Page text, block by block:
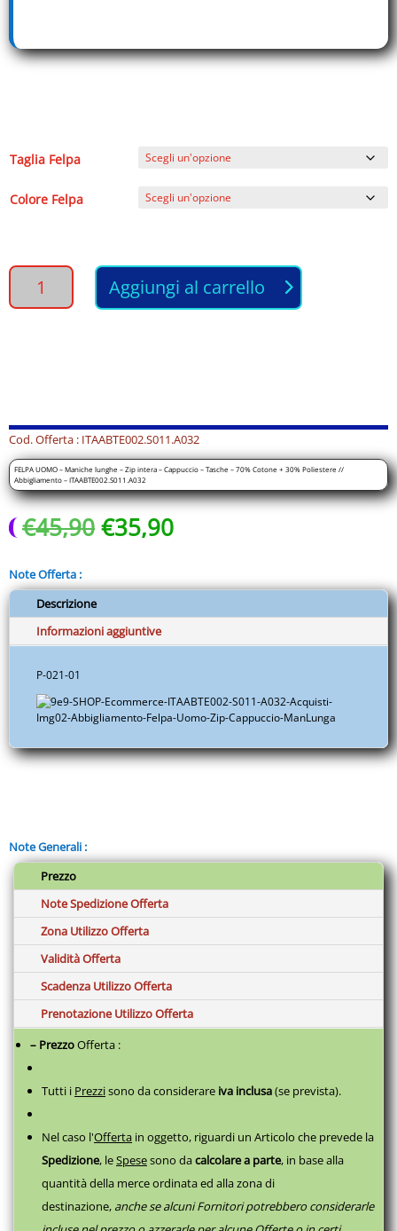
Taglia Felpa
Colore Felpa
FELPA
UOMO
-
Cappuccio
-
Tasche
-
70%
+
Poliestere
//
ITAABTE002.S011.A032
quantità
Aggiungi al carrello
Cod. Offerta : ITAABTE002.S011.A032
FELPA UOMO – Maniche lunghe – Zip intera – Cappuccio – Tasche – 70% Cotone + 30% Poliestere //
Abbigliamento – ITAABTE002.S011.A032
€45,90Il
prezzo
era:
€35,90Il
è:
Note Offerta :
Descrizione
Informazioni aggiuntive
P-021-01
Note Generali :
Prezzo
Note Spedizione Offerta
Zona Utilizzo Offerta
Validità Offerta
Scadenza Utilizzo Offerta
Prenotazione Utilizzo Offerta
– PrezzoOfferta :
Tutti i Prezzisono da considerare iva inclusa(se prevista).
Nel caso l'Offerta in oggetto, riguardi un Articolo che prevede la
Spedizione, leSpesesono dacalcolare a parte, in base alla
quantità della merce ordinata ed alla zona di
destinazione, anche se alcuni Fornitori potrebbero considerarle